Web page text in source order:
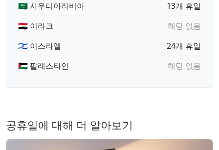
🇸🇦 사우디아라비아
13개 휴일
🇮🇶 이라크
해당 없음
🇮🇱 이스라엘
24개 휴일
🇵🇸 팔레스타인
해당 없음
공휴일에 대해 더 알아보기